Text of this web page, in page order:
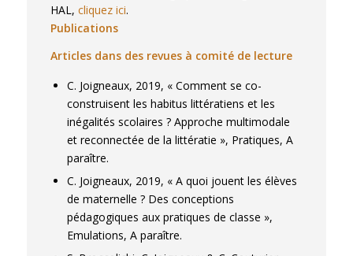
HAL, cliquez ici.
Publications
Articles dans des revues à comité de lecture
C. Joigneaux, 2019, « Comment se co-
construisent les habitus littératiens et les
inégalités scolaires ? Approche multimodale
et reconnectée de la littératie », Pratiques, A
paraître.
C. Joigneaux, 2019, « A quoi jouent les élèves
de maternelle ? Des conceptions
pédagogiques aux pratiques de classe »,
Emulations, A paraître.